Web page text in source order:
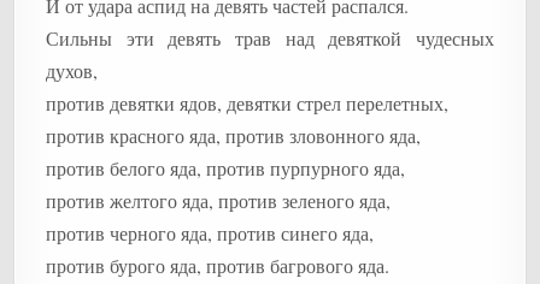
И от удара аспид на девять частей распался.
Сильны эти девять трав над девяткой чудесных
духов,
против девятки ядов, девятки стрел перелетных,
против красного яда, против зловонного яда,
против белого яда, против пурпурного яда,
против желтого яда, против зеленого яда,
против черного яда, против синего яда,
против бурого яда, против багрового яда.